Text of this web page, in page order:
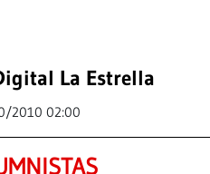
La Estrella
2010 02:00